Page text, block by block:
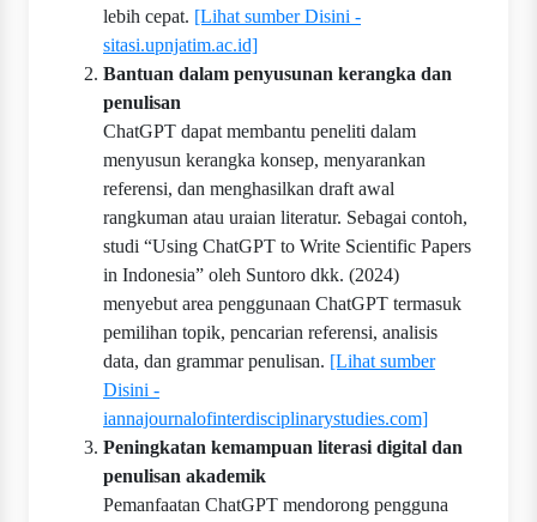
lebih cepat. [Lihat sumber Disini -
sitasi.upnjatim.ac.id]
Bantuan dalam penyusunan kerangka dan
penulisan
ChatGPT dapat membantu peneliti dalam
menyusun kerangka konsep, menyarankan
referensi, dan menghasilkan draft awal
rangkuman atau uraian literatur. Sebagai contoh,
studi “Using ChatGPT to Write Scientific Papers
in Indonesia” oleh Suntoro dkk. (2024)
menyebut area penggunaan ChatGPT termasuk
pemilihan topik, pencarian referensi, analisis
data, dan grammar penulisan. [Lihat sumber
Disini -
iannajournalofinterdisciplinarystudies.com]
Peningkatan kemampuan literasi digital dan
penulisan akademik
Pemanfaatan ChatGPT mendorong pengguna